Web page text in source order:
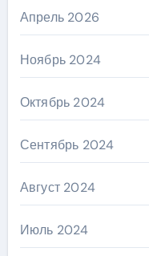
Апрель 2026
Ноябрь 2024
Октябрь 2024
Сентябрь 2024
Август 2024
Июль 2024